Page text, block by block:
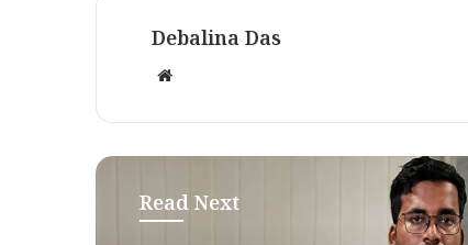
Debalina Das
Website
Read Next